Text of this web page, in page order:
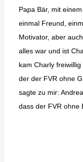
Papa Bär, mit
einmal Freund,
Motivator, aber
alles war und ist
kam Charly
der der FVR ohne
sagte zu mir:
dass der FVR ohne